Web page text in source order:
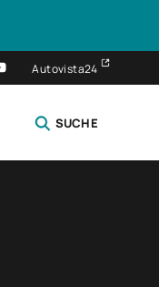
Autovista24
SUCHE